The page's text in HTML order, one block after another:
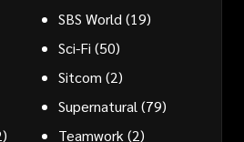
SBS World (19)
Sci-Fi (50)
Sitcom (2)
Supernatural (79)
Teamwork (2)